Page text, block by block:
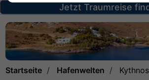
Jetzt Traumreise
Startseite Hafenwelten Kythnos: